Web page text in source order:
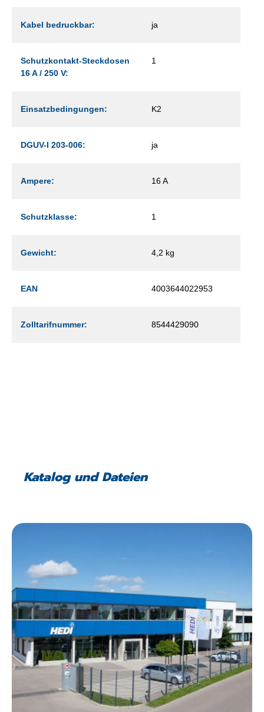
Kabel bedruckbar: ja
Schutzkontakt-Steckdosen
16 A / 250 V:
1
Einsatzbedingungen: K2
DGUV-I 203-006: ja
Ampere: 16 A
Schutzklasse: 1
Gewicht: 4,2 kg
EAN 4003644022953
Zolltarifnummer: 8544429090
Katalog und Dateien